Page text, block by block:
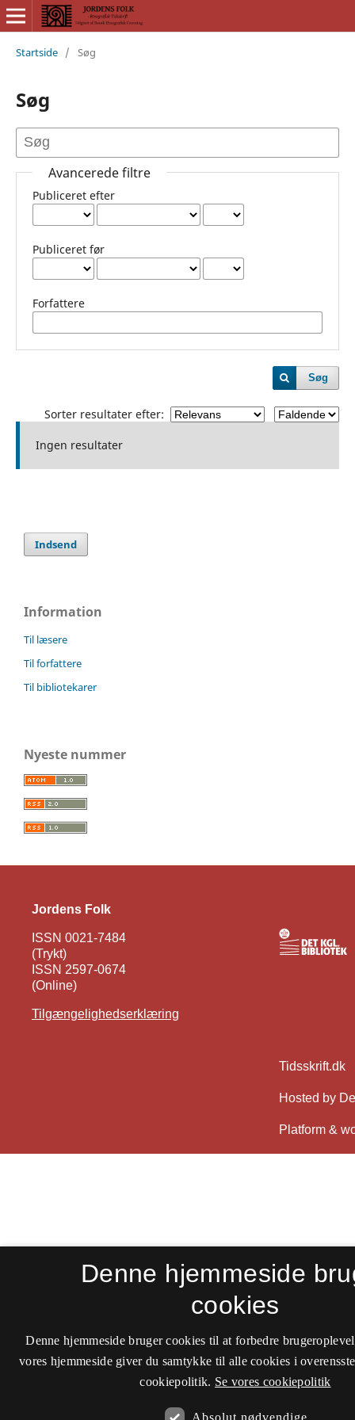
Startside / Søg
Søg
Avancerede filtre
Publiceret efter
Publiceret før
Forfattere
Søg
Sorter resultater efter:
Ingen resultater
Indsend
Information
Til læsere
Til forfattere
Til bibliotekarer
Nyeste nummer
Jordens Folk
ISSN 0021-7484
(Trykt)
ISSN 2597-0674
(Online)
Tilgængelighedserklæring
Denne hjemmeside
cookies
Denne hjemmeside bruger cookies til at forbedre
vores hjemmeside giver du samtykke til alle cookies i
cookiepolitik. Se vores cookiepolitik
Absolut nødvendige